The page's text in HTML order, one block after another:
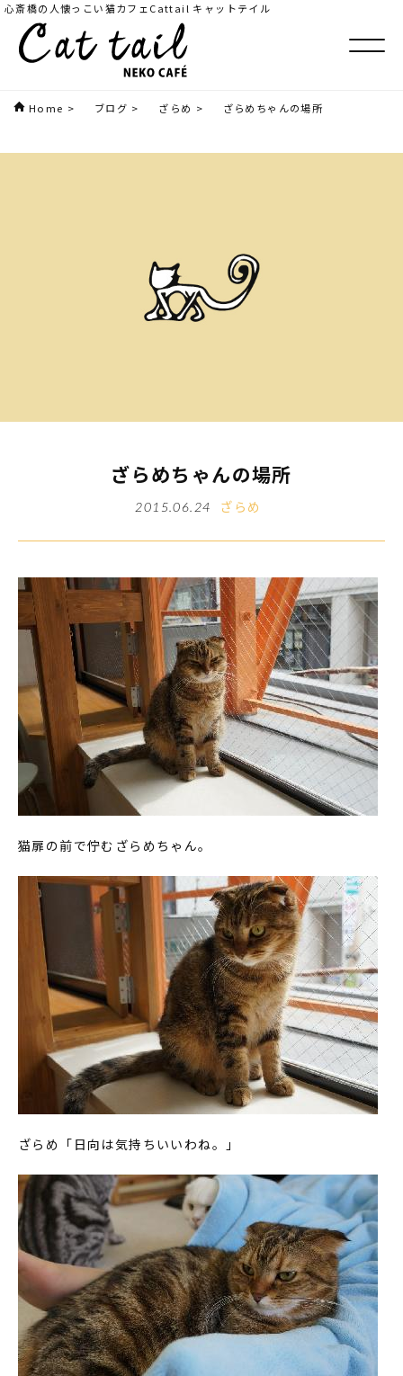
心斎橋の人懐っこい猫カフェCattail キャットテイル
Home > ブログ > ざらめ > ざらめちゃんの場所
ざらめちゃんの場所
2015.06.24 ざらめ
猫扉の前で佇むざらめちゃん。
ざらめ「日向は気持ちいいわね。」